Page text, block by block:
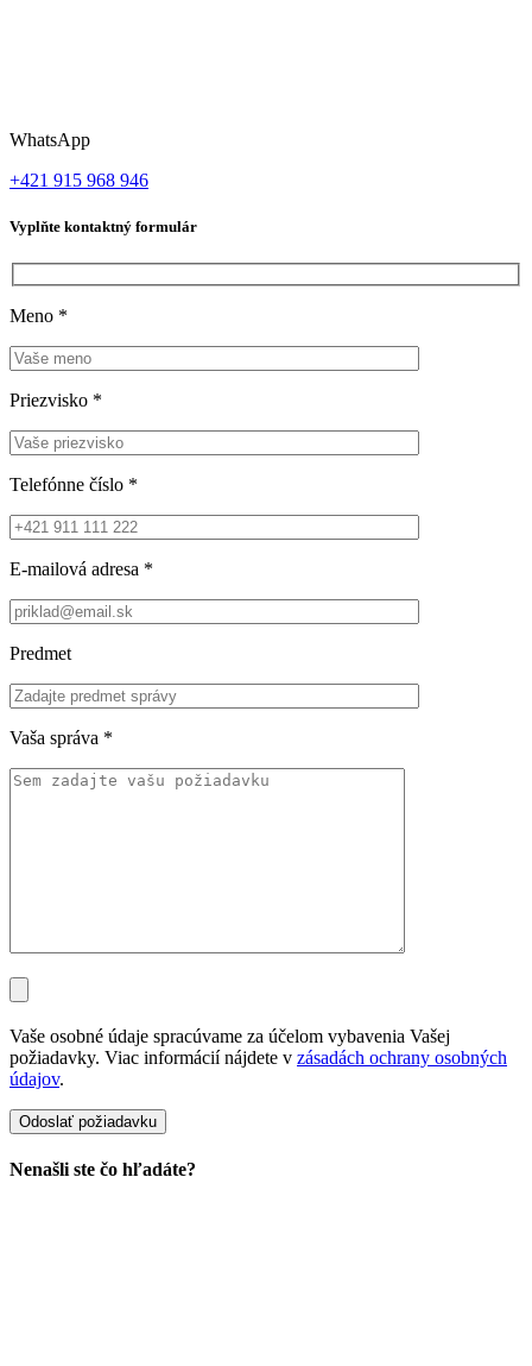
WhatsApp
+421 915 968 946
Vyplňte kontaktný formulár
Meno *
Priezvisko *
Telefónne číslo *
E-mailová adresa *
Predmet
Vaša správa *
Vaše osobné údaje spracúvame za účelom vybavenia Vašej
požiadavky. Viac informácií nájdete v zásadách ochrany osobných
údajov.
Nenašli ste čo hľadáte?